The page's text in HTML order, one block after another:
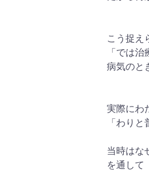
こう捉え
「では
病気のと
実際にわ
「わり
当時はな
を通して